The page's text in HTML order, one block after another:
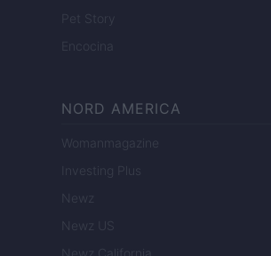
Pet Story
Encocina
NORD AMERICA
Womanmagazine
Investing Plus
Newz
Newz US